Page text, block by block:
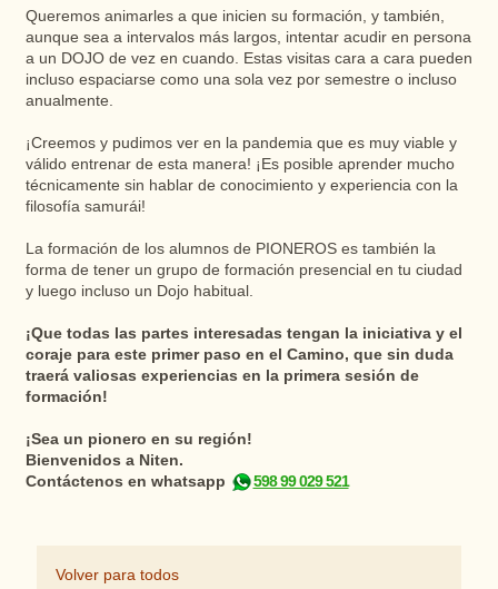
Queremos animarles a que inicien su formación, y también,
aunque sea a intervalos más largos, intentar acudir en persona
a un DOJO de vez en cuando. Estas visitas cara a cara pueden
incluso espaciarse como una sola vez por semestre o incluso
anualmente.
¡Creemos y pudimos ver en la pandemia que es muy viable y
válido entrenar de esta manera! ¡Es posible aprender mucho
técnicamente sin hablar de conocimiento y experiencia con la
filosofía samurái!
La formación de los alumnos de PIONEROS es también la
forma de tener un grupo de formación presencial en tu ciudad
y luego incluso un Dojo habitual.
¡Que todas las partes interesadas tengan la iniciativa y el
coraje para este primer paso en el Camino, que sin duda
traerá valiosas experiencias en la primera sesión de
formación!
¡Sea un pionero en su región!
Bienvenidos a Niten.
Contáctenos en whatsapp
598 99 029 521
Volver para todos